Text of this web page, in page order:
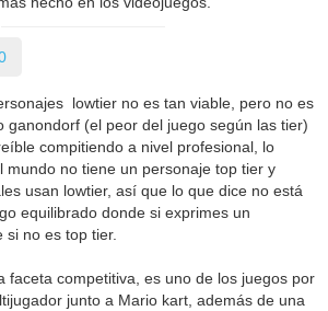
lowtier no es tan viable, pero no es
ganondorf (el peor del juego según las tier)
compitiendo a nivel profesional, lo
mundo no tiene un personaje top tier y
usan lowtier, así que lo que dice no está
equilibrado donde si exprimes un
si no es top tier.
faceta competitiva, es uno de los juegos por
junto a Mario kart, además de una